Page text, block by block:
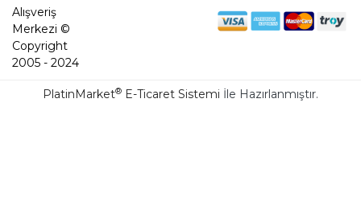
Alışveriş
Merkezi ©
Copyright
2005 - 2024
PlatinMarket® E-Ticaret Sistemi İle Hazırlanmıştır.